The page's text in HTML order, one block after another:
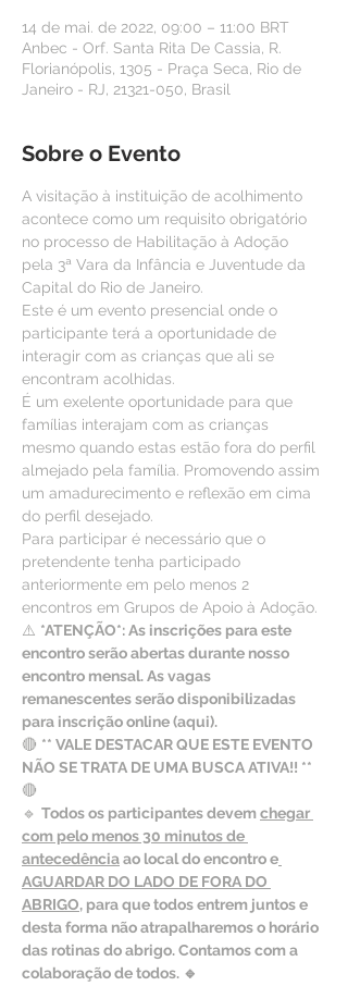
14 de mai. de 2022, 09:00 – 11:00 BRT
Anbec - Orf. Santa Rita De Cassia, R.
Florianópolis, 1305 - Praça Seca, Rio de
Janeiro - RJ, 21321-050, Brasil
Sobre o Evento
A visitação à instituição de acolhimento
acontece como um requisito obrigatório
no processo de Habilitação à Adoção
pela 3ª Vara da Infância e Juventude da
Capital do Rio de Janeiro.
Este é um evento presencial onde o
participante terá a oportunidade de
interagir com as crianças que ali se
encontram acolhidas.
É um exelente oportunidade para que
famílias interajam com as crianças
mesmo quando estas estão fora do perfil
almejado pela família. Promovendo assim
um amadurecimento e reflexão em cima
do perfil desejado.
Para participar é necessário que o
pretendente tenha participado
anteriormente em pelo menos 2
encontros em Grupos de Apoio à Adoção.
⚠️ *ATENÇÃO*: As inscrições para este
encontro serão abertas durante nosso
encontro mensal. As vagas
remanescentes serão disponibilizadas
para inscrição online (aqui).
🔴 ** VALE DESTACAR QUE ESTE EVENTO
NÃO SE TRATA DE UMA BUSCA ATIVA!! **
🔴
🔹 Todos os participantes devem chegar
com pelo menos 30 minutos de
antecedência ao local do encontro e
AGUARDAR DO LADO DE FORA DO
ABRIGO, para que todos entrem juntos e
desta forma não atrapalharemos o horário
das rotinas do abrigo. Contamos com a
colaboração de todos. 🔹